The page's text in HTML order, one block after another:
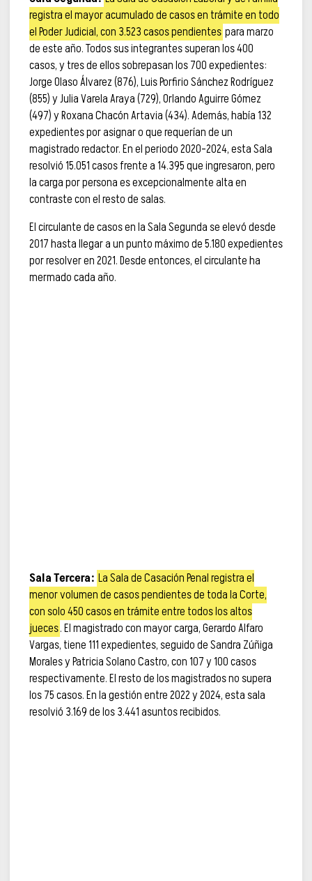
registra el mayor acumulado de casos en trámite en todo
el Poder Judicial, con 3.523 casos pendientes para marzo
de este año. Todos sus integrantes superan los 400
casos, y tres de ellos sobrepasan los 700 expedientes:
Jorge Olaso Álvarez (876), Luis Porfirio Sánchez Rodríguez
(855) y Julia Varela Araya (729), Orlando Aguirre Gómez
(497) y Roxana Chacón Artavia (434). Además, había 132
expedientes por asignar o que requerían de un
magistrado redactor. En el periodo 2020-2024, esta Sala
resolvió 15.051 casos frente a 14.395 que ingresaron, pero
la carga por persona es excepcionalmente alta en
contraste con el resto de salas.
El circulante de casos en la Sala Segunda se elevó desde
2017 hasta llegar a un punto máximo de 5.180 expedientes
por resolver en 2021. Desde entonces, el circulante ha
mermado cada año.
Sala Tercera: La Sala de Casación Penal registra el
menor volumen de casos pendientes de toda la Corte,
con solo 450 casos en trámite entre todos los altos
jueces. El magistrado con mayor carga, Gerardo Alfaro
Vargas, tiene 111 expedientes, seguido de Sandra Zúñiga
Morales y Patricia Solano Castro, con 107 y 100 casos
respectivamente. El resto de los magistrados no supera
los 75 casos. En la gestión entre 2022 y 2024, esta sala
resolvió 3.169 de los 3.441 asuntos recibidos.